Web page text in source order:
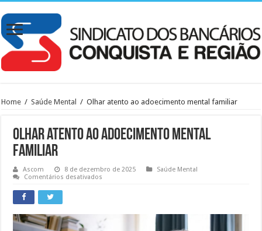
Home / Saúde Mental / Olhar atento ao adoecimento mental familiar
Olhar atento ao adoecimento mental
familiar
Ascom 8 de dezembro de 2025
Saúde Mental
Comentários desativados
mental
familiar